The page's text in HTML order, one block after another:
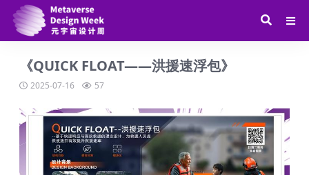
《QUICK FLOAT——洪援速浮包》
2025-07-16 57